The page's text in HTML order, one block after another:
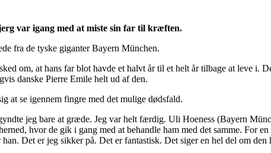
var igang med at miste sin far til kræften.
fra de tyske giganter Bayern München.
om, at hans far blot havde et halvt år til et helt år tilbage at leve i.
danske Pierre Emile helt ud af den.
at se igennem fingre med det mulige dødsfald.
jeg bare at græde. Jeg var helt færdig. Uli Hoeness (Bayern
hvor de gik i gang med at behandle ham med det samme. For
Det er jeg sikker på. Det er fantastisk. Det siger en hel del om